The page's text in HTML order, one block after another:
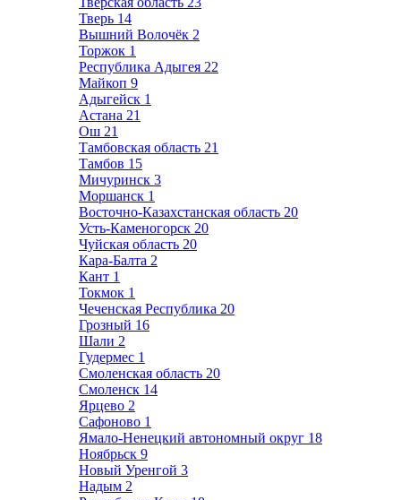
Тверь 14
Вышний Волочёк 2
Торжок 1
Республика Адыгея 22
Майкоп 9
Адыгейск 1
Астана 21
Ош 21
Тамбовская область 21
Тамбов 15
Мичуринск 3
Моршанск 1
Восточно-Казахстанская область 20
Усть-Каменогорск 20
Чуйская область 20
Кара-Балта 2
Кант 1
Токмок 1
Чеченская Республика 20
Грозный 16
Шали 2
Гудермес 1
Смоленская область 20
Смоленск 14
Ярцево 2
Сафоново 1
Ямало-Ненецкий автономный округ 18
Ноябрьск 9
Новый Уренгой 3
Надым 2